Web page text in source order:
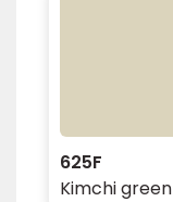
625F
Kimchi green